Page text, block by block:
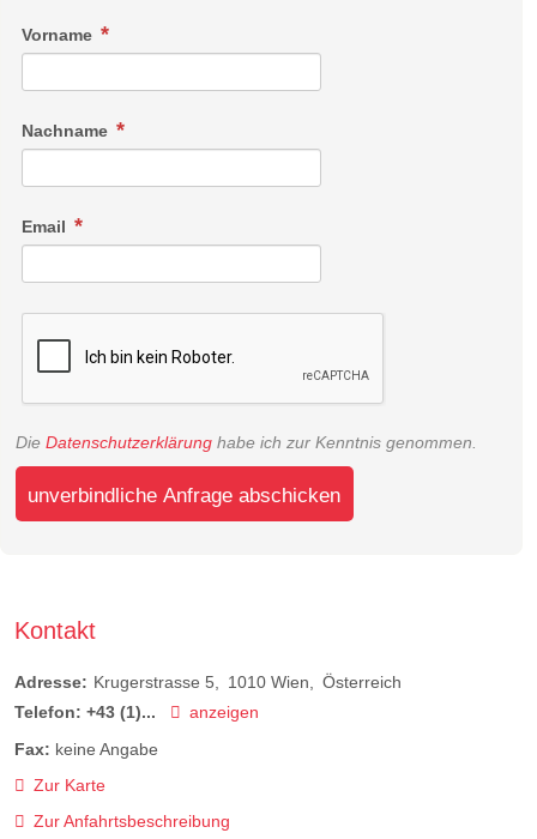
Vorname
Nachname
Email
Die Datenschutzerklärung habe ich zur Kenntnis genommen.
unverbindliche Anfrage abschicken
Kontakt
Adresse: Krugerstrasse 5 1010 Wien
Österreich
Telefon: +43 (1)...
anzeigen
Fax: keine Angabe
Zur Karte
Zur Anfahrtsbeschreibung